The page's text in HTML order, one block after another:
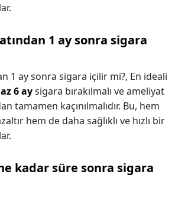
1 ay sonra sigara
1 ay sonra sigara içilir mi?, En ideali
6 aysigara bırakılmalı ve ameliyat
tamamen kaçınılmalıdır. Bu, hem
hem de daha sağlıklı ve hızlı bir
kadar süre sonra sigara